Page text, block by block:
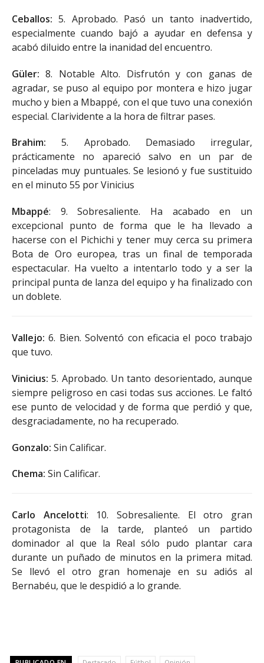
Ceballos: 5. Aprobado. Pasó un tanto inadvertido,
especialmente cuando bajó a ayudar en defensa y
acabó diluido entre la inanidad del encuentro.
Güler: 8. Notable Alto. Disfrutón y con ganas de
agradar, se puso al equipo por montera e hizo jugar
mucho y bien a Mbappé, con el que tuvo una conexión
especial. Clarividente a la hora de filtrar pases.
Brahim: 5. Aprobado. Demasiado irregular,
prácticamente no apareció salvo en un par de
pinceladas muy puntuales. Se lesionó y fue sustituido
en el minuto 55 por Vinicius
Mbappé: 9. Sobresaliente. Ha acabado en un
excepcional punto de forma que le ha llevado a
hacerse con el Pichichi y tener muy cerca su primera
Bota de Oro europea, tras un final de temporada
espectacular. Ha vuelto a intentarlo todo y a ser la
principal punta de lanza del equipo y ha finalizado con
un doblete.
Vallejo: 6. Bien. Solventó con eficacia el poco trabajo
que tuvo.
Vinicius: 5. Aprobado. Un tanto desorientado, aunque
siempre peligroso en casi todas sus acciones. Le faltó
ese punto de velocidad y de forma que perdió y que,
desgraciadamente, no ha recuperado.
Gonzalo: Sin Calificar.
Chema: Sin Calificar.
Carlo Ancelotti: 10. Sobresaliente. El otro gran
protagonista de la tarde, planteó un partido
dominador al que la Real sólo pudo plantar cara
durante un puñado de minutos en la primera mitad.
Se llevó el otro gran homenaje en su adiós al
Bernabéu, que le despidió a lo grande.